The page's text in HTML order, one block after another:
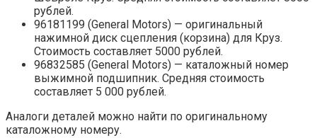
рублей.
96181199 (General Motors) — оригинальный
нажимной диск сцепления (корзина) для Круз.
Стоимость составляет 5000 рублей.
96832585 (General Motors) — каталожный номер
выжимной подшипник. Средняя стоимость
составляет 5 000 рублей.
Аналоги деталей можно найти по оригинальному
каталожному номеру.